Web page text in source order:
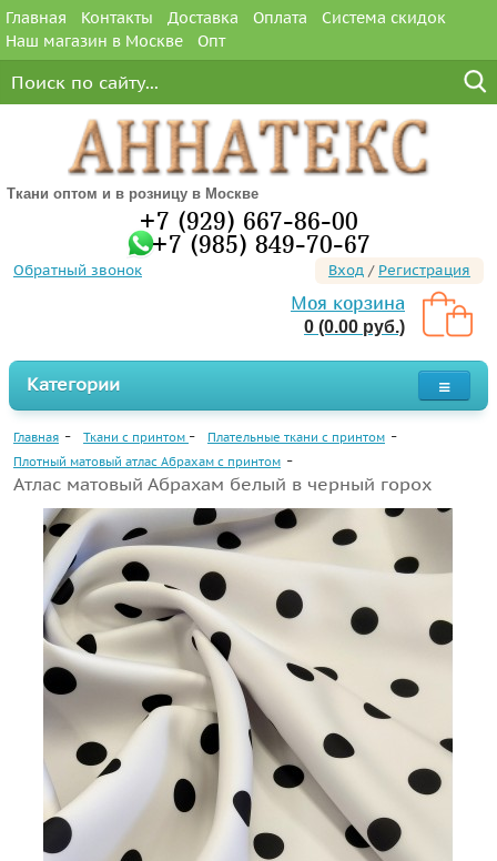
Главная Контакты Доставка Оплата
Система скидок
Наш магазин в Москве
Опт
Ткани оптом и в розницу в Москве
+7 (929) 667-86-00
+7 (985) 849-70-67
Обратный звонок Вход / Регистрация
Моя корзина
0 (0.00 руб.)
Категории
Главная Ткани с принтом
Плательные ткани с принтом
Плотный матовый атлас Абрахам с принтом
Атлас матовый Абрахам белый в черный горох